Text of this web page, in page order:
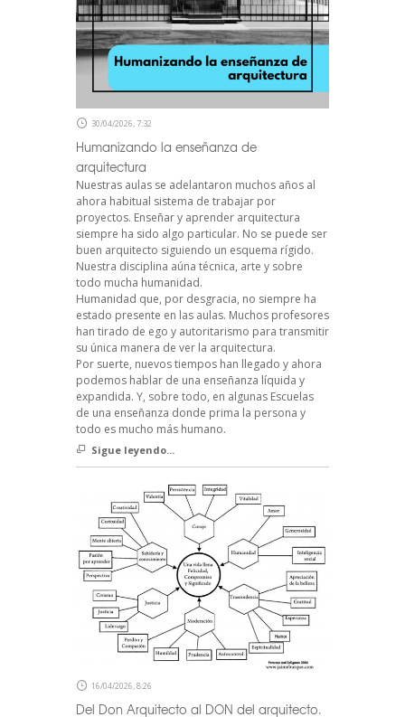
30/04/2026, 7:32
Humanizando la enseñanza de
arquitectura
Nuestras aulas se adelantaron muchos años al
ahora habitual sistema de trabajar por
proyectos. Enseñar y aprender arquitectura
siempre ha sido algo particular. No se puede ser
buen arquitecto siguiendo un esquema rígido.
Nuestra disciplina aúna técnica, arte y sobre
todo mucha humanidad.
Humanidad que, por desgracia, no siempre ha
estado presente en las aulas. Muchos profesores
han tirado de ego y autoritarismo para transmitir
su única manera de ver la arquitectura.
Por suerte, nuevos tiempos han llegado y ahora
podemos hablar de una enseñanza líquida y
expandida. Y, sobre todo, en algunas Escuelas
de una enseñanza donde prima la persona y
todo es mucho más humano.
Sigue leyendo...
16/04/2026, 8:26
Del Don Arquitecto al DON del arquitecto.